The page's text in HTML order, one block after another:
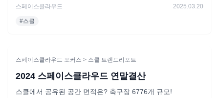
스페이스클라우드 2025.03.20
#스클
스페이스클라우드 포커스 > 스클 트렌드리포트
2024 스페이스클라우드 연말결산
스클에서 공유된 공간 면적은? 축구장 6776개 규모!